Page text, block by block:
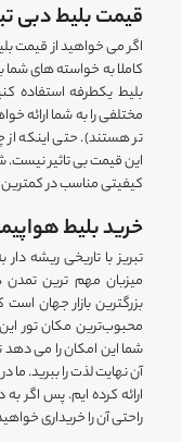
قیمت بلیط دبی
اگر می خواهید از قیمت
کاملا به خواسته های شما
بلیط یکطرفه استفاده
مختلفی را به شما ارائه
تر هستند). حتی اینکه از
این قیمت بی تاثیر نیست.
کیفیتی مناسب در کمترین
خرید بلیط
میزبان مهم ترین تمدن
بزرگترین بازار جهان
محبوب‌ترین مکان تور
شما این امکان را می دهد
آن نهایت لذت را ببرید.
ارائه کرده ایم. پس اگر به
راحتی آن را خریداری